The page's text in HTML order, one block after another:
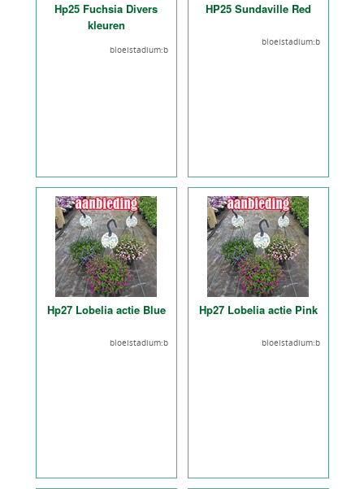
Hp25 Fuchsia Divers
kleuren
bloeistadium:b
HP25 Sundaville Red
bloeistadium:b
Hp27 Lobelia actie Blue
bloeistadium:b
Hp27 Lobelia actie Pink
bloeistadium:b